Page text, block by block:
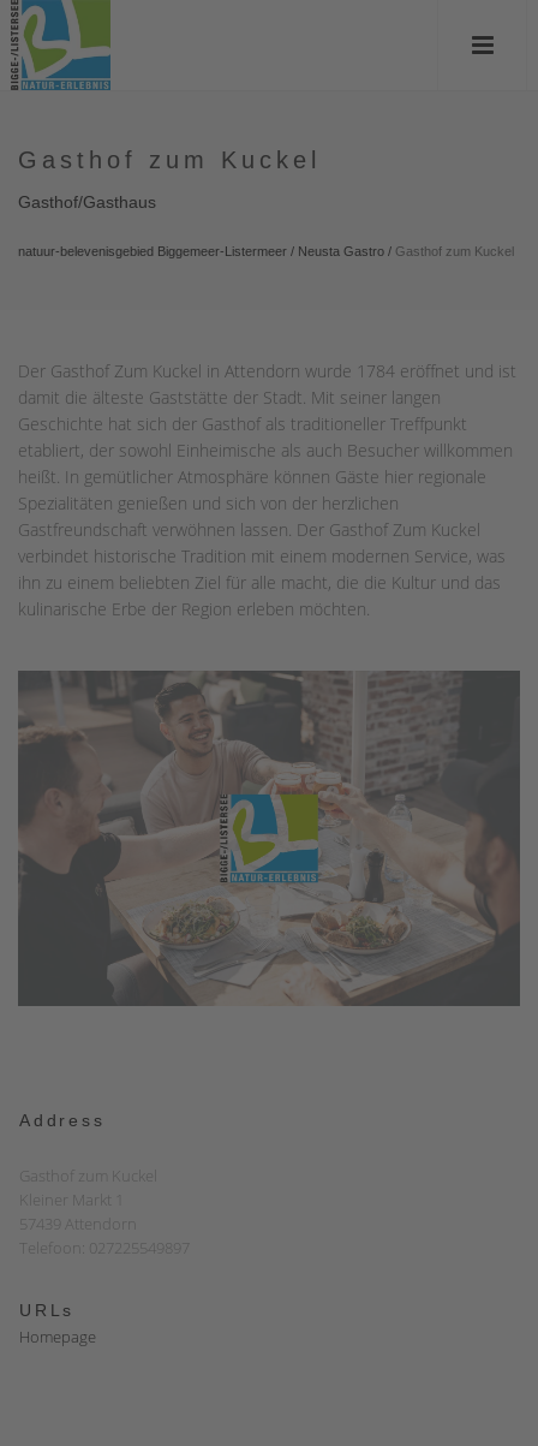
Gasthof zum Kuckel
Gasthof/Gasthaus
natuur-belevenisgebied Biggemeer-Listermeer / Neusta Gastro / Gasthof zum Kuckel
Der Gasthof Zum Kuckel in Attendorn wurde 1784 eröffnet und ist
damit die älteste Gaststätte der Stadt. Mit seiner langen
Geschichte hat sich der Gasthof als traditioneller Treffpunkt
etabliert, der sowohl Einheimische als auch Besucher willkommen
heißt. In gemütlicher Atmosphäre können Gäste hier regionale
Spezialitäten genießen und sich von der herzlichen
Gastfreundschaft verwöhnen lassen. Der Gasthof Zum Kuckel
verbindet historische Tradition mit einem modernen Service, was
ihn zu einem beliebten Ziel für alle macht, die die Kultur und das
kulinarische Erbe der Region erleben möchten.
Address
Gasthof zum Kuckel
Kleiner Markt 1
57439 Attendorn
Telefoon: 027225549897
URLs
Homepage